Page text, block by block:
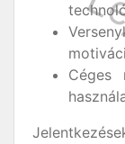
Céges